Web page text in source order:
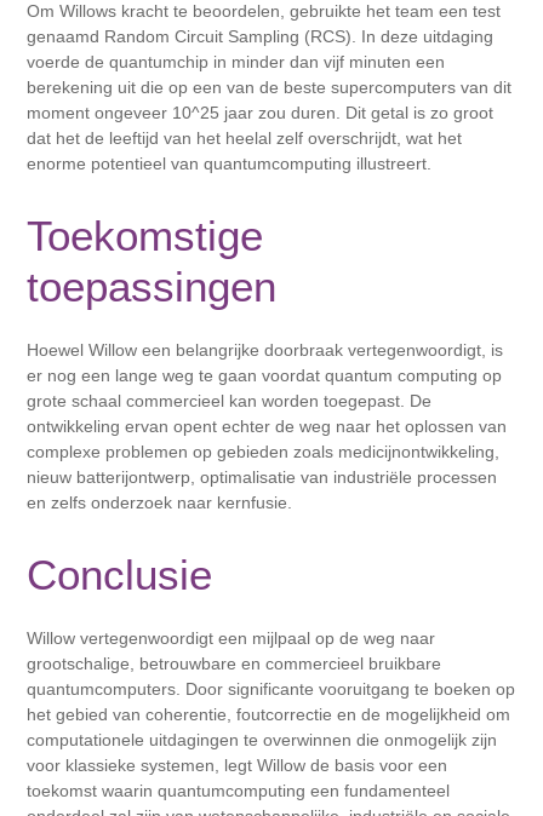
Om Willows kracht te beoordelen, gebruikte het team een ​​test
genaamd Random Circuit Sampling (RCS). In deze uitdaging
voerde de quantumchip in minder dan vijf minuten een
berekening uit die op een van de beste supercomputers van dit
moment ongeveer 10^25 jaar zou duren. Dit getal is zo groot
dat het de leeftijd van het heelal zelf overschrijdt, wat het
enorme potentieel van quantumcomputing illustreert.
Toekomstige
toepassingen
Hoewel Willow een belangrijke doorbraak vertegenwoordigt, is
er nog een lange weg te gaan voordat quantum computing op
grote schaal commercieel kan worden toegepast. De
ontwikkeling ervan opent echter de weg naar het oplossen van
complexe problemen op gebieden zoals medicijnontwikkeling,
nieuw batterijontwerp, optimalisatie van industriële processen
en zelfs onderzoek naar kernfusie.
Conclusie
Willow vertegenwoordigt een mijlpaal op de weg naar
grootschalige, betrouwbare en commercieel bruikbare
quantumcomputers. Door significante vooruitgang te boeken op
het gebied van coherentie, foutcorrectie en de mogelijkheid om
computationele uitdagingen te overwinnen die onmogelijk zijn
voor klassieke systemen, legt Willow de basis voor een
toekomst waarin quantumcomputing een fundamenteel